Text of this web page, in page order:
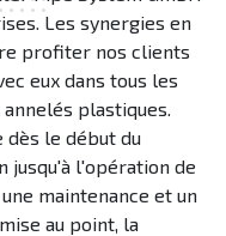
Les synergies en
profiter nos clients
eux dans tous les
plastiques.
le début du
jusqu'à l'opération de
maintenance et un
au point, la